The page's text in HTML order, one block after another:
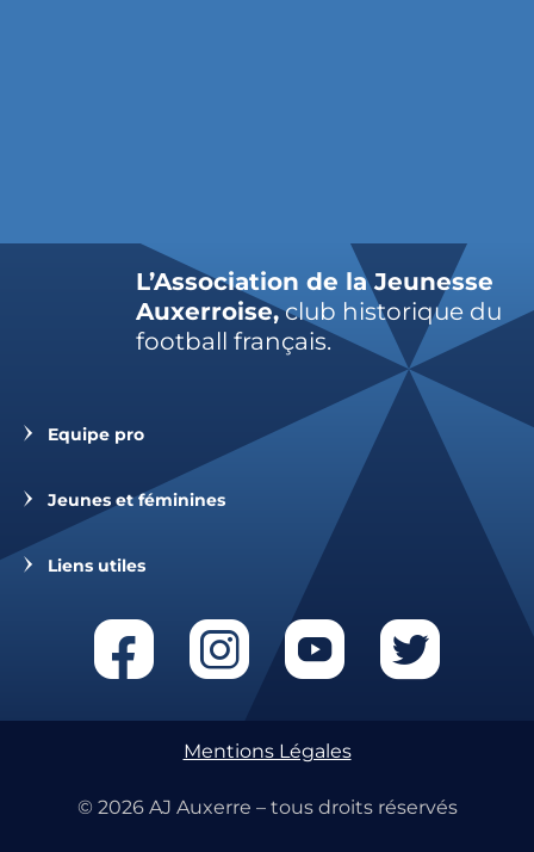
L’Association de la Jeunesse
Auxerroise,club historique du
football français.
Equipe pro
Jeunes et féminines
Liens utiles
Mentions Légales
© 2026 AJ Auxerre – tous droits réservés